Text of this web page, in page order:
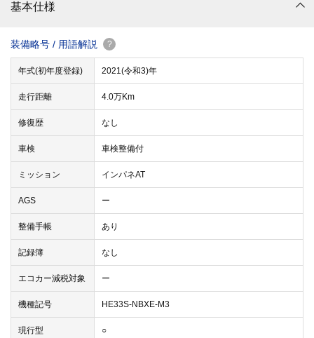
基本仕様
装備略号 / 用語解説 ?
年式(初年度登録) 2021(令和3)年
走行距離 4.0万Km
修復歴 なし
車検 車検整備付
ミッション インパネAT
AGS ー
整備手帳 あり
記録簿 なし
エコカー減税対象 ー
機種記号 HE33S-NBXE-M3
現行型 ○